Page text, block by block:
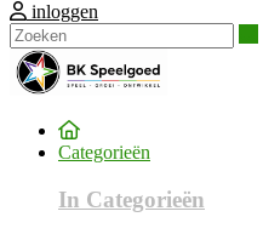
inloggen
Categorieën
In Categorieën